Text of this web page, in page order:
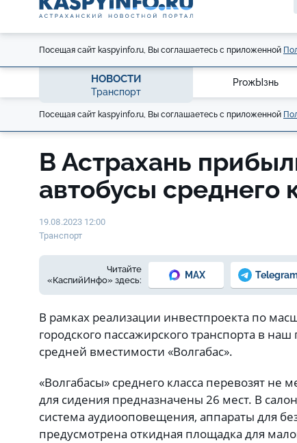
Посещая сайт kaspyinfo.ru, Вы соглашаетесь с приложенной
НОВОСТИ
Транспорт
ProжЫзнь
Посещая сайт kaspyinfo.ru, Вы соглашаетесь с приложенной
В Астрахань
автобусы среднего
19.08.2023 12:00
Транспорт
Читайте
«КаспийИнфо» здесь:
MAX
В рамках реализации инвестпроекта по
городского пассажирского транспорта в
средней вместимости «Волгабас».
«Волгабасы» среднего класса перевозят не
для сидения предназначены 26 мест. В
система аудиооповещения, аппараты для
предусмотрена откидная площадка для